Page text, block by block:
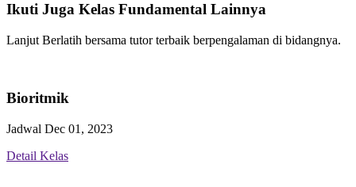
Ikuti Juga Kelas Fundamental Lainnya
Lanjut Berlatih bersama tutor terbaik berpengalaman di bidangnya.
Bioritmik
Jadwal Dec 01, 2023
Detail Kelas